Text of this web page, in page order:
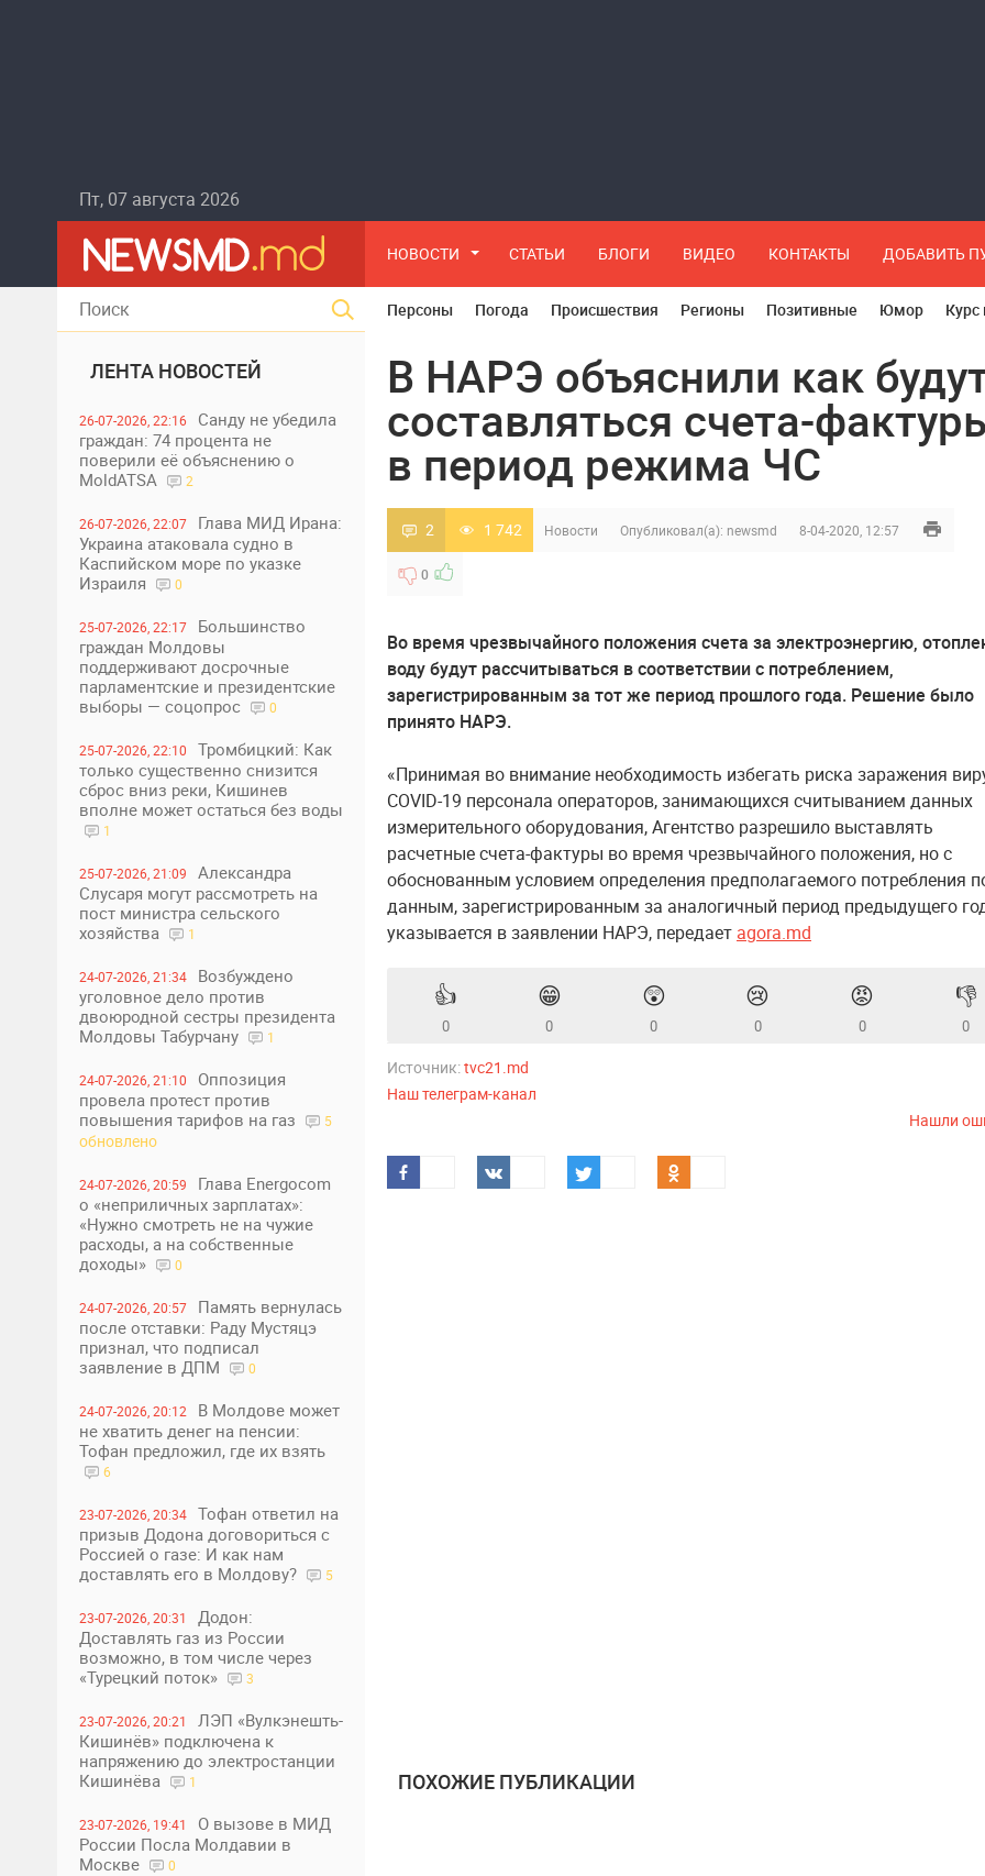
Пт, 07 августа 2026
НОВОСТИ СТАТЬИ БЛОГИ ВИДЕО КОНТАКТЫ ДОБАВИТЬ
ЛЕНТА НОВОСТЕЙ
26-07-2026, 22:16
Санду не убедила
граждан: 74 процента не
поверили её объяснению о
MoldATSA
2
26-07-2026, 22:07
Глава МИД Ирана:
Украина атаковала судно в
Каспийском море по указке
Израиля
0
25-07-2026, 22:17
Большинство
граждан Молдовы
поддерживают досрочные
парламентские и президентские
выборы — соцопрос
0
25-07-2026, 22:10
Тромбицкий: Как
только существенно снизится
сброс вниз реки, Кишинев
вполне может остаться без воды
1
25-07-2026, 21:09
Александра
Слусаря могут рассмотреть на
пост министра сельского
хозяйства
1
24-07-2026, 21:34
Возбуждено
уголовное дело против
двоюродной сестры президента
Молдовы Табурчану
1
24-07-2026, 21:10
Оппозиция
провела протест против
повышения тарифов на газ
5
обновлено
24-07-2026, 20:59
Глава Energocom
о «неприличных зарплатах»:
«Нужно смотреть не на чужие
расходы, а на собственные
доходы»
0
24-07-2026, 20:57
Память вернулась
после отставки: Раду Мустяцэ
признал, что подписал
заявление в ДПМ
0
24-07-2026, 20:12
В Молдове может
не хватить денег на пенсии:
Тофан предложил, где их взять
6
23-07-2026, 20:34
Тофан ответил на
призыв Додона договориться с
Россией о газе: И как нам
доставлять его в Молдову?
5
23-07-2026, 20:31
Додон:
Доставлять газ из России
возможно, в том числе через
«Турецкий поток»
3
23-07-2026, 20:21
ЛЭП «Вулкэнешть-
Кишинёв» подключена к
напряжению до электростанции
Кишинёва
1
23-07-2026, 19:41
О вызове в МИД
России Посла Молдавии в
Москве
0
Персоны Погода Происшествия Регионы Позитивные Юмор
В НАРЭ объяснили как
составляться счета-
в период режима ЧС
2 1 742 Новости Опубликовал(а): newsmd 8-04-2020, 12:57
0
Во время чрезвычайного положения счета за электроэнергию,
воду будут рассчитываться в соответствии с потреблением,
зарегистрированным за тот же период прошлого года. Решение было
принято НАРЭ.
«Принимая во внимание необходимость избегать риска заражения
COVID-19 персонала операторов, занимающихся считыванием данных
измерительного оборудования, Агентство разрешило выставлять
расчетные счета-фактуры во время чрезвычайного положения, но с
обоснованным условием определения предполагаемого потребления
данным, зарегистрированным за аналогичный период предыдущего
указывается в заявлении НАРЭ, передает agora.md
👍
0
😁
0
😲
0
😢
0
😡
0
👎
0
Источник:tvc21.md
Наш телеграм-канал
Нашли
ПОХОЖИЕ ПУБЛИКАЦИИ